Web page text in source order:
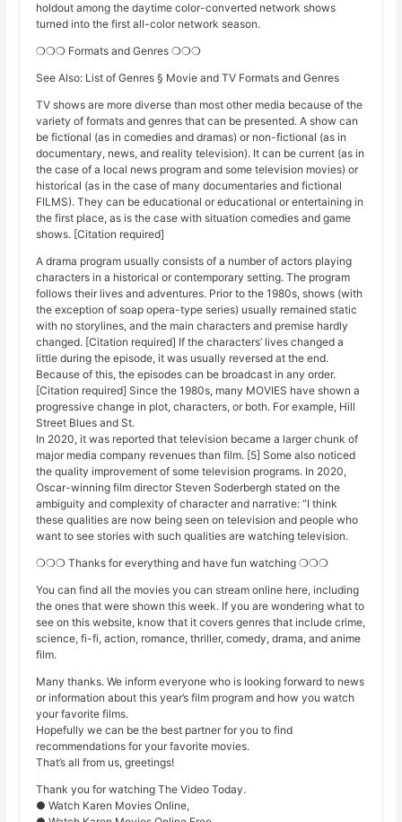
holdout among the daytime color-converted network shows
turned into the first all-color network season.
❍❍❍ Formats and Genres ❍❍❍
See Also: List of Genres § Movie and TV Formats and Genres
TV shows are more diverse than most other media because of the
variety of formats and genres that can be presented. A show can
be fictional (as in comedies and dramas) or non-fictional (as in
documentary, news, and reality television). It can be current (as in
the case of a local news program and some television movies) or
historical (as in the case of many documentaries and fictional
FILMS). They can be educational or educational or entertaining in
the first place, as is the case with situation comedies and game
shows. [Citation required]
A drama program usually consists of a number of actors playing
characters in a historical or contemporary setting. The program
follows their lives and adventures. Prior to the 1980s, shows (with
the exception of soap opera-type series) usually remained static
with no storylines, and the main characters and premise hardly
changed. [Citation required] If the characters’ lives changed a
little during the episode, it was usually reversed at the end.
Because of this, the episodes can be broadcast in any order.
[Citation required] Since the 1980s, many MOVIES have shown a
progressive change in plot, characters, or both. For example, Hill
Street Blues and St.
In 2020, it was reported that television became a larger chunk of
major media company revenues than film. [5] Some also noticed
the quality improvement of some television programs. In 2020,
Oscar-winning film director Steven Soderbergh stated on the
ambiguity and complexity of character and narrative: “I think
these qualities are now being seen on television and people who
want to see stories with such qualities are watching television.
❍❍❍ Thanks for everything and have fun watching ❍❍❍
You can find all the movies you can stream online here, including
the ones that were shown this week. If you are wondering what to
see on this website, know that it covers genres that include crime,
science, fi-fi, action, romance, thriller, comedy, drama, and anime
film.
Many thanks. We inform everyone who is looking forward to news
or information about this year’s film program and how you watch
your favorite films.
Hopefully we can be the best partner for you to find
recommendations for your favorite movies.
That’s all from us, greetings!
Thank you for watching The Video Today.
● Watch Karen Movies Online,